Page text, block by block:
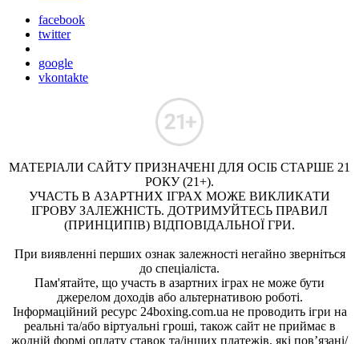
facebook
twitter
google
vkontakte
МАТЕРІАЛИ САЙТУ ПРИЗНАЧЕНІ ДЛЯ ОСІБ СТАРШЕ 21
РОКУ (21+).
УЧАСТЬ В АЗАРТНИХ ІГРАХ МОЖЕ ВИКЛИКАТИ
ІГРОВУ ЗАЛЕЖНІСТЬ. ДОТРИМУЙТЕСЬ ПРАВИЛ
(ПРИНЦИПІВ) ВІДПОВІДАЛЬНОЇ ГРИ.
При виявленні перших ознак залежності негайно зверніться
до спеціаліста.
Пам'ятайте, що участь в азартних іграх не може бути
джерелом доходів або альтернативою роботі.
Інформаційний ресурс 24boxing.com.ua не проводить ігри на
реальні та/або віртуальні гроші, також сайт не приймає в
жодній формі оплату ставок та/інших платежів, які пов’язані/